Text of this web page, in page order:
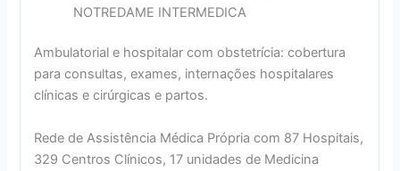
NOTREDAME INTERMEDICA
Ambulatorial e hospitalar com obstetrícia: cobertura
para consultas, exames, internações hospitalares
clínicas e cirúrgicas e partos.
Rede de Assistência Médica Própria com 87 Hospitais,
329 Centros Clínicos, 17 unidades de Medicina